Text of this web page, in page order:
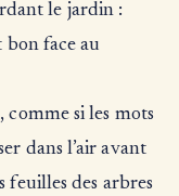
le jardin :
bon face au
si les mots
dans l’air avant
feuilles des arbres